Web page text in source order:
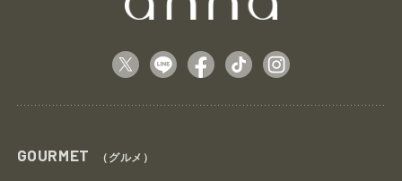
GOURMET （グルメ）